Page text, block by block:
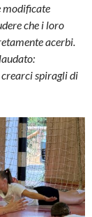
modificate
che i loro
acerbi.
spiragli di